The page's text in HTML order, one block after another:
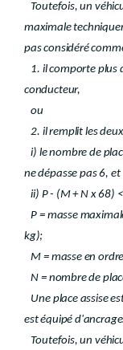
Toutefois, un
maximale
pas considéré
1. il comporte plus
conducteur,
ou
2. il remplit les
i) le nombre de
ne dépasse pas 6, et
ii) P - (M + N x 68)
P = masse
kg);
M = masse en
N = nombre de
Une place assise
est équipé
Toutefois, un